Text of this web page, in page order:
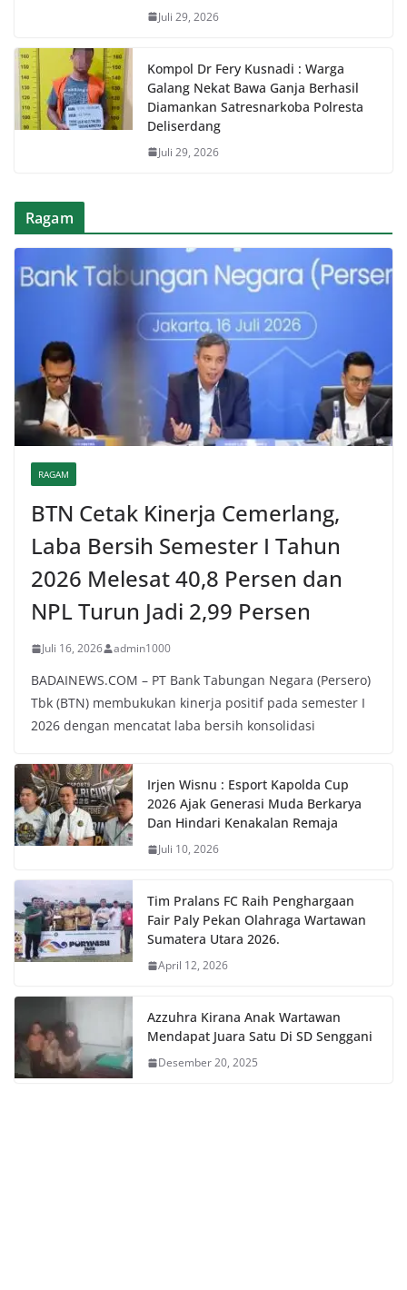
Juli 29, 2026
Kompol Dr Fery Kusnadi : Warga
Galang Nekat Bawa Ganja Berhasil
Diamankan Satresnarkoba Polresta
Deliserdang
Juli 29, 2026
Ragam
RAGAM
BTN Cetak Kinerja Cemerlang,
Laba Bersih Semester I Tahun
2026 Melesat 40,8 Persen dan
NPL Turun Jadi 2,99 Persen
Juli 16, 2026 admin1000
BADAINEWS.COM – PT Bank Tabungan Negara (Persero)
Tbk (BTN) membukukan kinerja positif pada semester I
2026 dengan mencatat laba bersih konsolidasi
Irjen Wisnu : Esport Kapolda Cup
2026 Ajak Generasi Muda Berkarya
Dan Hindari Kenakalan Remaja
Juli 10, 2026
Tim Pralans FC Raih Penghargaan
Fair Paly Pekan Olahraga Wartawan
Sumatera Utara 2026.
April 12, 2026
Azzuhra Kirana Anak Wartawan
Mendapat Juara Satu Di SD Senggani
Desember 20, 2025